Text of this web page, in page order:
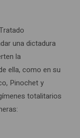
una dictadura
la
ella, como en su
Pinochet y
totalitarios